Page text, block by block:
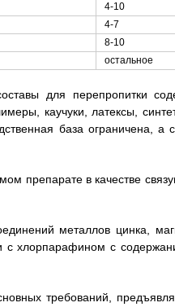
4-10
4-7
8-10
остальное
для перепропитки
каучуки, латексы,
база ограничена,
препарате в качестве
металлов цинка,
с хлорпарафином с
требований,